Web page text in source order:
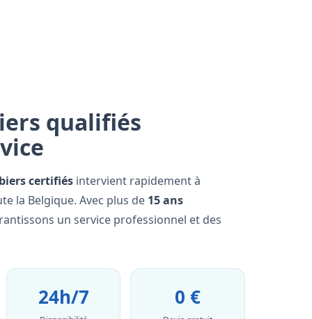
qualifiés
certifiés intervient rapidement à
la Belgique. Avec plus de 15 ans
un service professionnel et des
24h/7 0 €